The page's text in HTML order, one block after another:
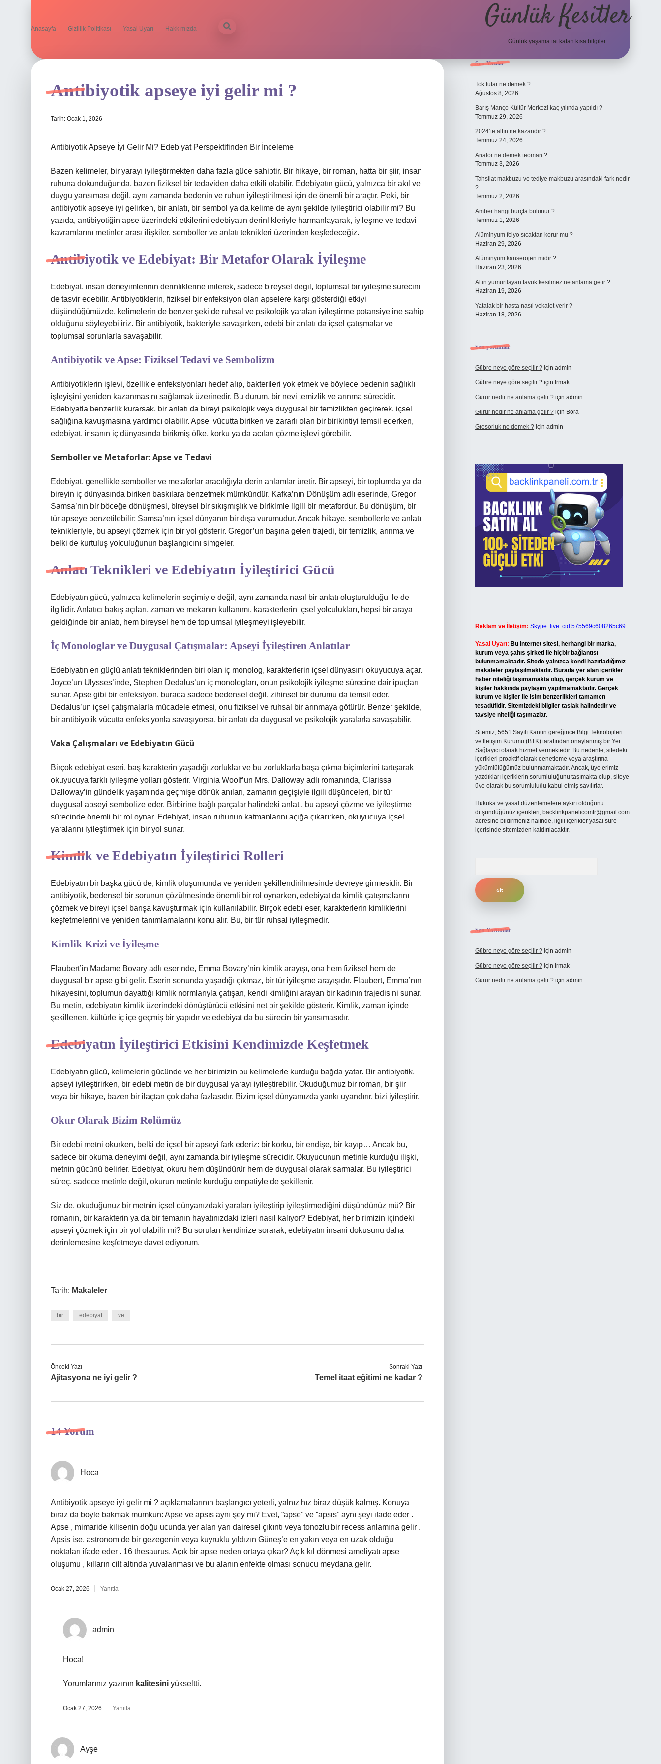
Anasayfa Gizlilik Politikası Yasal Uyarı Hakkımızda Günlük Kesitler
Günlük yaşama tat katan kısa bilgiler.
Antibiyotik apseye iyi gelir mi ?
Tarih: Ocak 1, 2026
Antibiyotik Apseye İyi Gelir Mi? Edebiyat Perspektifinden Bir İnceleme
Bazen kelimeler, bir yarayı iyileştirmekten daha fazla güce sahiptir. Bir hikaye, bir roman, hatta bir şiir, insan
ruhuna dokunduğunda, bazen fiziksel bir tedaviden daha etkili olabilir. Edebiyatın gücü, yalnızca bir akıl ve
duygu yansıması değil, aynı zamanda bedenin ve ruhun iyileştirilmesi için de önemli bir araçtır. Peki, bir
antibiyotik apseye iyi gelirken, bir anlatı, bir sembol ya da kelime de aynı şekilde iyileştirici olabilir mi? Bu
yazıda, antibiyotiğin apse üzerindeki etkilerini edebiyatın derinlikleriyle harmanlayarak, iyileşme ve tedavi
kavramlarını metinler arası ilişkiler, semboller ve anlatı teknikleri üzerinden keşfedeceğiz.
Antibiyotik ve Edebiyat: Bir Metafor Olarak İyileşme
Edebiyat, insan deneyimlerinin derinliklerine inilerek, sadece bireysel değil, toplumsal bir iyileşme sürecini
de tasvir edebilir. Antibiyotiklerin, fiziksel bir enfeksiyon olan apselere karşı gösterdiği etkiyi
düşündüğümüzde, kelimelerin de benzer şekilde ruhsal ve psikolojik yaraları iyileştirme potansiyeline sahip
olduğunu söyleyebiliriz. Bir antibiyotik, bakteriyle savaşırken, edebi bir anlatı da içsel çatışmalar ve
toplumsal sorunlarla savaşabilir.
Antibiyotik ve Apse: Fiziksel Tedavi ve Sembolizm
Antibiyotiklerin işlevi, özellikle enfeksiyonları hedef alıp, bakterileri yok etmek ve böylece bedenin sağlıklı
işleyişini yeniden kazanmasını sağlamak üzerinedir. Bu durum, bir nevi temizlik ve arınma sürecidir.
Edebiyatla benzerlik kurarsak, bir anlatı da bireyi psikolojik veya duygusal bir temizlikten geçirerek, içsel
sağlığına kavuşmasına yardımcı olabilir. Apse, vücutta biriken ve zararlı olan bir birikintiyi temsil ederken,
edebiyat, insanın iç dünyasında birikmiş öfke, korku ya da acıları çözme işlevi görebilir.
Semboller ve Metaforlar: Apse ve Tedavi
Edebiyat, genellikle semboller ve metaforlar aracılığıyla derin anlamlar üretir. Bir apseyi, bir toplumda ya da
bireyin iç dünyasında biriken baskılara benzetmek mümkündür. Kafka’nın Dönüşüm adlı eserinde, Gregor
Samsa’nın bir böceğe dönüşmesi, bireysel bir sıkışmışlık ve birikimle ilgili bir metafordur. Bu dönüşüm, bir
tür apseye benzetilebilir; Samsa’nın içsel dünyanın bir dışa vurumudur. Ancak hikaye, sembollerle ve anlatı
teknikleriyle, bu apseyi çözmek için bir yol gösterir. Gregor’un başına gelen trajedi, bir temizlik, arınma ve
belki de kurtuluş yolculuğunun başlangıcını simgeler.
Anlatı Teknikleri ve Edebiyatın İyileştirici Gücü
Edebiyatın gücü, yalnızca kelimelerin seçimiyle değil, aynı zamanda nasıl bir anlatı oluşturulduğu ile de
ilgilidir. Anlatıcı bakış açıları, zaman ve mekanın kullanımı, karakterlerin içsel yolculukları, hepsi bir araya
geldiğinde bir anlatı, hem bireysel hem de toplumsal iyileşmeyi işleyebilir.
İç Monologlar ve Duygusal Çatışmalar: Apseyi İyileştiren Anlatılar
Edebiyatın en güçlü anlatı tekniklerinden biri olan iç monolog, karakterlerin içsel dünyasını okuyucuya açar.
Joyce’un Ulysses’inde, Stephen Dedalus’un iç monologları, onun psikolojik iyileşme sürecine dair ipuçları
sunar. Apse gibi bir enfeksiyon, burada sadece bedensel değil, zihinsel bir durumu da temsil eder.
Dedalus’un içsel çatışmalarla mücadele etmesi, onu fiziksel ve ruhsal bir arınmaya götürür. Benzer şekilde,
bir antibiyotik vücutta enfeksiyonla savaşıyorsa, bir anlatı da duygusal ve psikolojik yaralarla savaşabilir.
Vaka Çalışmaları ve Edebiyatın Gücü
Birçok edebiyat eseri, baş karakterin yaşadığı zorluklar ve bu zorluklarla başa çıkma biçimlerini tartışarak
okuyucuya farklı iyileşme yolları gösterir. Virginia Woolf’un Mrs. Dalloway adlı romanında, Clarissa
Dalloway’in gündelik yaşamında geçmişe dönük anıları, zamanın geçişiyle ilgili düşünceleri, bir tür
duygusal apseyi sembolize eder. Birbirine bağlı parçalar halindeki anlatı, bu apseyi çözme ve iyileştirme
sürecinde önemli bir rol oynar. Edebiyat, insan ruhunun katmanlarını açığa çıkarırken, okuyucuya içsel
yaralarını iyileştirmek için bir yol sunar.
Kimlik ve Edebiyatın İyileştirici Rolleri
Edebiyatın bir başka gücü de, kimlik oluşumunda ve yeniden şekillendirilmesinde devreye girmesidir. Bir
antibiyotik, bedensel bir sorunun çözülmesinde önemli bir rol oynarken, edebiyat da kimlik çatışmalarını
çözmek ve bireyi içsel barışa kavuşturmak için kullanılabilir. Birçok edebi eser, karakterlerin kimliklerini
keşfetmelerini ve yeniden tanımlamalarını konu alır. Bu, bir tür ruhsal iyileşmedir.
Kimlik Krizi ve İyileşme
Flaubert’in Madame Bovary adlı eserinde, Emma Bovary’nin kimlik arayışı, ona hem fiziksel hem de
duygusal bir apse gibi gelir. Eserin sonunda yaşadığı çıkmaz, bir tür iyileşme arayışıdır. Flaubert, Emma’nın
hikayesini, toplumun dayattığı kimlik normlarıyla çatışan, kendi kimliğini arayan bir kadının trajedisini sunar.
Bu metin, edebiyatın kimlik üzerindeki dönüştürücü etkisini net bir şekilde gösterir. Kimlik, zaman içinde
şekillenen, kültürle iç içe geçmiş bir yapıdır ve edebiyat da bu sürecin bir yansımasıdır.
Edebiyatın İyileştirici Etkisini Kendimizde Keşfetmek
Edebiyatın gücü, kelimelerin gücünde ve her birimizin bu kelimelerle kurduğu bağda yatar. Bir antibiyotik,
apseyi iyileştirirken, bir edebi metin de bir duygusal yarayı iyileştirebilir. Okuduğumuz bir roman, bir şiir
veya bir hikaye, bazen bir ilaçtan çok daha fazlasıdır. Bizim içsel dünyamızda yankı uyandırır, bizi iyileştirir.
Okur Olarak Bizim Rolümüz
Bir edebi metni okurken, belki de içsel bir apseyi fark ederiz: bir korku, bir endişe, bir kayıp… Ancak bu,
sadece bir okuma deneyimi değil, aynı zamanda bir iyileşme sürecidir. Okuyucunun metinle kurduğu ilişki,
metnin gücünü belirler. Edebiyat, okuru hem düşündürür hem de duygusal olarak sarmalar. Bu iyileştirici
süreç, sadece metinle değil, okurun metinle kurduğu empatiyle de şekillenir.
Siz de, okuduğunuz bir metnin içsel dünyanızdaki yaraları iyileştirip iyileştirmediğini düşündünüz mü? Bir
romanın, bir karakterin ya da bir temanın hayatınızdaki izleri nasıl kalıyor? Edebiyat, her birimizin içindeki
apseyi çözmek için bir yol olabilir mi? Bu soruları kendinize sorarak, edebiyatın insani dokusunu daha
derinlemesine keşfetmeye davet ediyorum.
Tarih: Makaleler
bir edebiyat ve
Önceki Yazı
Ajitasyona ne iyi gelir ?
Sonraki Yazı
Temel itaat eğitimi ne kadar ?
14 Yorum
Hoca
Antibiyotik apseye iyi gelir mi ? açıklamalarının başlangıcı yeterli, yalnız hız biraz düşük kalmış. Konuya
biraz da böyle bakmak mümkün: Apse ve apsis aynı şey mi? Evet, “apse” ve “apsis” aynı şeyi ifade eder .
Apse , mimaride kilisenin doğu ucunda yer alan yarı dairesel çıkıntı veya tonozlu bir recess anlamına gelir .
Apsis ise, astronomide bir gezegenin veya kuyruklu yıldızın Güneş’e en yakın veya en uzak olduğu
noktaları ifade eder . 16 thesaurus. Açık bir apse neden ortaya çıkar? Açık kıl dönmesi ameliyatı apse
oluşumu , kılların cilt altında yuvalanması ve bu alanın enfekte olması sonucu meydana gelir.
Ocak 27, 2026 Yanıtla
admin
Hoca!
Yorumlarınız yazının kalitesini yükseltti.
Ocak 27, 2026 Yanıtla
Ayşe
Sidebar
Son Yazılar
Tok tutar ne demek ?
Ağustos 8, 2026
Barış Manço Kültür Merkezi kaç yılında yapıldı ?
Temmuz 29, 2026
2024’te altın ne kazandır ?
Temmuz 24, 2026
Anafor ne demek teoman ?
Temmuz 3, 2026
Tahsilat makbuzu ve tediye makbuzu arasındaki fark nedir
?
Temmuz 2, 2026
Amber hangi burçta bulunur ?
Temmuz 1, 2026
Alüminyum folyo sıcaktan korur mu ?
Haziran 29, 2026
Alüminyum kanserojen midir ?
Haziran 23, 2026
Altın yumurtlayan tavuk kesilmez ne anlama gelir ?
Haziran 19, 2026
Yatalak bir hasta nasıl vekalet verir ?
Haziran 18, 2026
Son yorumlar
Gübre neye göre seçilir ?için admin
Gübre neye göre seçilir ?için Irmak
Gurur nedir ne anlama gelir ?için admin
Gurur nedir ne anlama gelir ?için Bora
Gresorluk ne demek ?için admin
Reklam ve İletişim: Skype: live:.cid.575569c608265c69
Yasal Uyarı: Bu internet sitesi, herhangi bir marka,
kurum veya şahıs şirketi ile hiçbir bağlantısı
bulunmamaktadır. Sitede yalnızca kendi hazırladığımız
makaleler paylaşılmaktadır. Burada yer alan içerikler
haber niteliği taşımamakta olup, gerçek kurum ve
kişiler hakkında paylaşım yapılmamaktadır. Gerçek
kurum ve kişiler ile isim benzerlikleri tamamen
tesadüfidir. Sitemizdeki bilgiler taslak halindedir ve
tavsiye niteliği taşımazlar.
Sitemiz, 5651 Sayılı Kanun gereğince Bilgi Teknolojileri
ve İletişim Kurumu (BTK) tarafından onaylanmış bir Yer
Sağlayıcı olarak hizmet vermektedir. Bu nedenle, sitedeki
içerikleri proaktif olarak denetleme veya araştırma
yükümlülüğümüz bulunmamaktadır. Ancak, üyelerimiz
yazdıkları içeriklerin sorumluluğunu taşımakta olup, siteye
üye olarak bu sorumluluğu kabul etmiş sayılırlar.
Hukuka ve yasal düzenlemelere aykırı olduğunu
düşündüğünüz içerikleri, backlinkpanelicomtr@gmail.com
adresine bildirmeniz halinde, ilgili içerikler yasal süre
içerisinde sitemizden kaldırılacaktır.
Son Yorumlar
Gübre neye göre seçilir ?için admin
Gübre neye göre seçilir ?için Irmak
Gurur nedir ne anlama gelir ?için admin